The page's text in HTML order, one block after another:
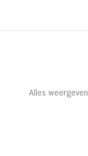
Alles weergeven